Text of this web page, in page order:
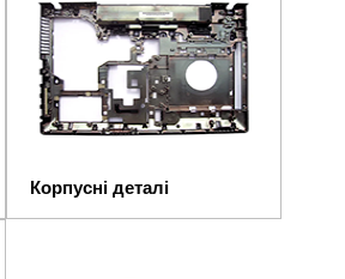
Корпусні деталі